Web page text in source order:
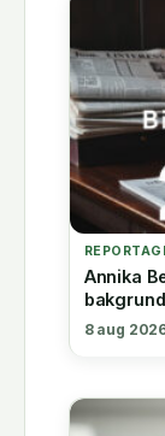
Annika
8 aug